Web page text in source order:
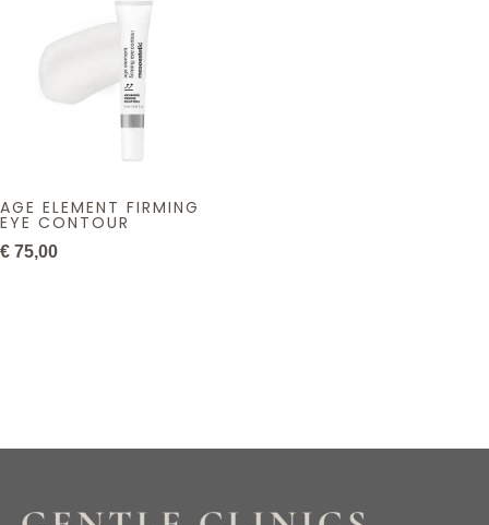
AGE ELEMENT FIRMING
EYE CONTOUR
€ 75,00